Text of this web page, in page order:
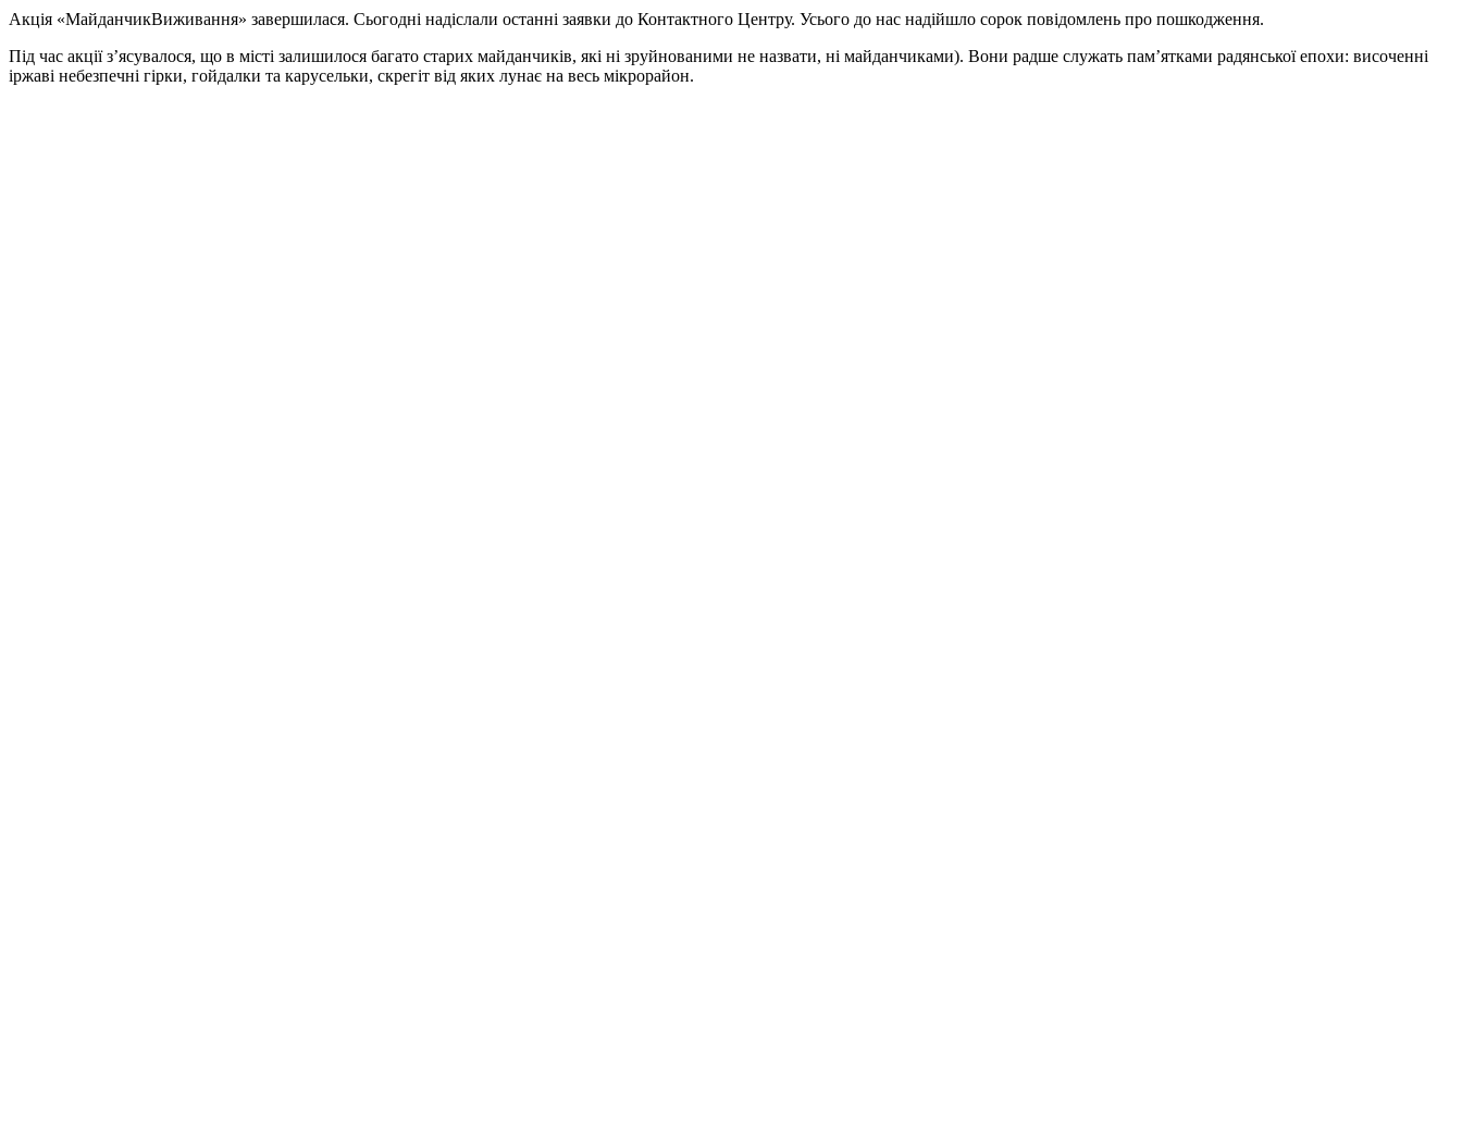
Акція «МайданчикВиживання» завершилася. Сьогодні надіслали останні заявки до Контактного Центру. Усього до нас надійшло сорок повідомлень про пошкодження.
Під час акції з’ясувалося, що в місті залишилося багато старих майданчиків, які ні зруйнованими не назвати, ні майданчиками). Вони радше служать пам’ятками радянської епохи: височенні
іржаві небезпечні гірки, гойдалки та карусельки, скрегіт від яких лунає на весь мікрорайон.